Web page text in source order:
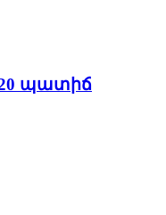
պատիճ